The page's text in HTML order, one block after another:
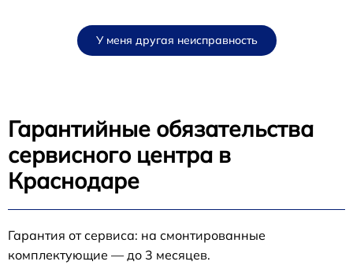
У меня другая неисправность
Гарантийные обязательства
сервисного центра в
Краснодаре
Гарантия от сервиса: на смонтированные
комплектующие — до 3 месяцев.